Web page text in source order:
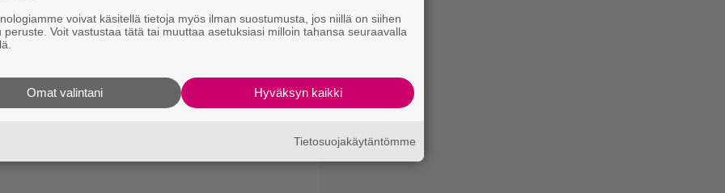
voivat käsitellä tietoja myös ilman suostumusta, jos niillä on siihen
peruste. Voit vastustaa tätä tai muuttaa asetuksiasi milloin tahansa seuraavalla
Hyväksyn kaikki
Omat valintani
Tietosuojakäytäntömme